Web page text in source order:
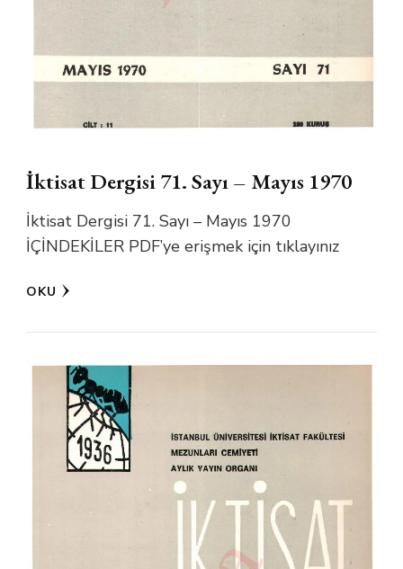
İktisat Dergisi 71. Sayı – Mayıs 1970
İktisat Dergisi 71. Sayı – Mayıs 1970
İÇİNDEKİLER PDF’ye erişmek için tıklayınız
OKU